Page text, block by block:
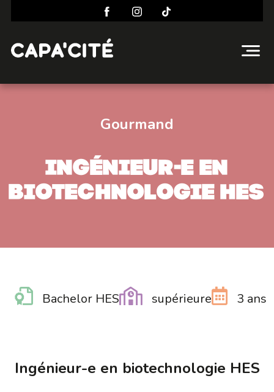
Gourmand
Ingénieur-e en
biotechnologie HES
Bachelor HES supérieure 3 ans
Ingénieur-e en biotechnologie HES